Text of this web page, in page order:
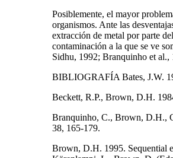
Posiblemente, el mayor
organismos. Ante las
extracción de metal por parte
contaminación a la que se ve
Sidhu, 1992; Branquinho et al.,
BIBLIOGRAFÍA Bates, J.W.
Beckett, R.P., Brown, D.H.
Branquinho, C., Brown, D.H.,
38, 165-179.
Brown, D.H. 1995. Sequential